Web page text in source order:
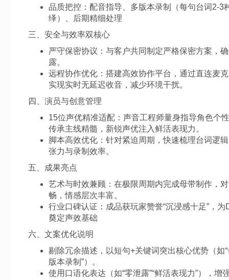
品质把控：配音指导、多版本录制（每句台词2-3
绎）、后期精细处理
三、安全与效率双核心
严守保密协议：与客户共同制定严格保密方案，
露。
远程协作优化：搭建高效协作平台，通过直连麦
实现实时无延迟收音，减少环境干扰。
四、演员与创意管理
15位声优精准适配：声音工程师量身指导角色个
传承主线精髓，新锐声优注入鲜活表现力。
脚本高效优化：针对紧迫周期，快速梳理台词逻
张力与录制效率。
五、成果亮点
艺术与时效兼顾：在极限周期内完成母带制作，
畅，情感层次丰富。
行业口碑认证：成品获玩家赞誉“沉浸感十足”，
奠定声效基础
六、文案优化说明
剔除冗余描述，以短句+关键词突出核心优势（如“
版本录制”）。
使用口语化表达（如“零泄露”“鲜活表现力”），增